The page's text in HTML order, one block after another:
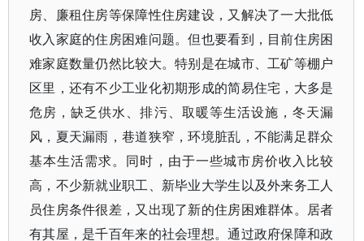
房、廉租住房等保障性住房建设，又解决了一大批低
收入家庭的住房困难问题。但也要看到，目前住房困
难家庭数量仍然比较大。特别是在城市、工矿等棚户
区里，还有不少工业化初期形成的简易住宅，大多是
危房，缺乏供水、排污、取暖等生活设施，冬天漏
风，夏天漏雨，巷道狭窄，环境脏乱，不能满足群众
基本生活需求。同时，由于一些城市房价收入比较
高，不少新就业职工、新毕业大学生以及外来务工人
员住房条件很差，又出现了新的住房困难群体。居者
有其屋，是千百年来的社会理想。通过政府保障和政